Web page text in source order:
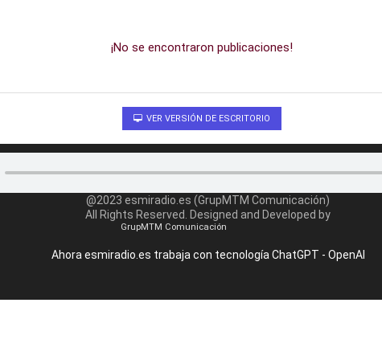
¡No se encontraron publicaciones!
VER VERSIÓN DE ESCRITORIO
@2023 esmiradio.es (GrupMTM Comunicación)
All Rights Reserved. Designed and Developed by
GrupMTM Comunicación
Ahora esmiradio.es trabaja con tecnología ChatGPT - OpenAI